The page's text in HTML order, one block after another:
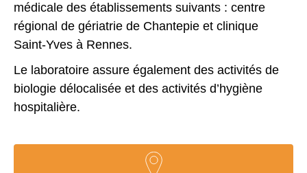
médicale des établissements suivants : centre
régional de gériatrie de Chantepie et clinique
Saint-Yves à Rennes.
Le laboratoire assure également des activités de
biologie délocalisée et des activités d’hygiène
hospitalière.